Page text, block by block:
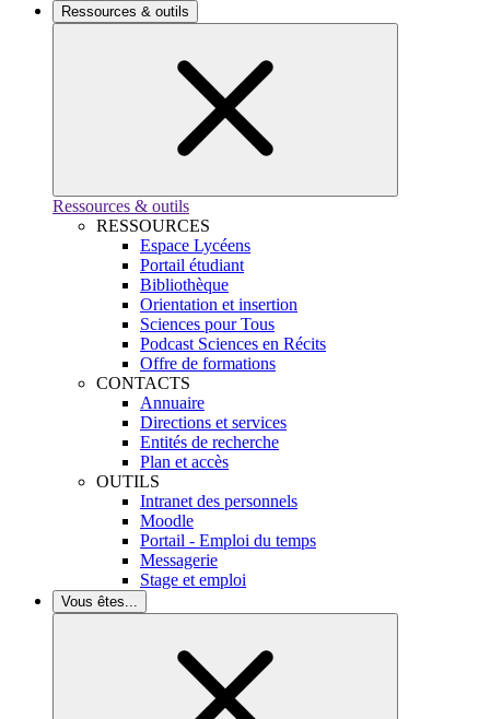
Ressources & outils
Ressources & outils
RESSOURCES
Espace Lycéens
Portail étudiant
Bibliothèque
Orientation et insertion
Sciences pour Tous
Podcast Sciences en Récits
Offre de formations
CONTACTS
Annuaire
Directions et services
Entités de recherche
Plan et accès
OUTILS
Intranet des personnels
Moodle
Portail - Emploi du temps
Messagerie
Stage et emploi
Vous êtes...